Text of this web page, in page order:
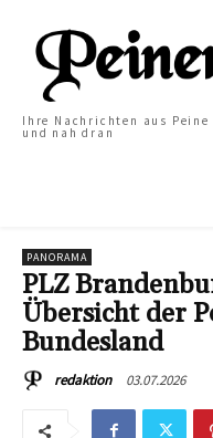
Ihre Nachrichten aus
und nah dran
PANORAMA
PLZ
Übersicht der
Bundesland
redaktion 03.07.2026